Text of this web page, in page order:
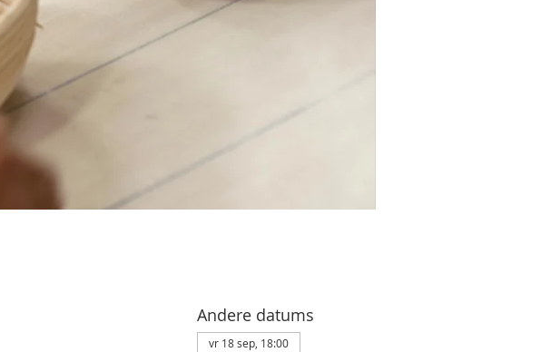
Andere datums
vr 18 sep, 18:00